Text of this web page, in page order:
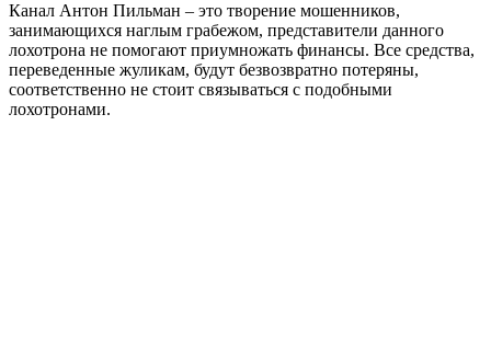
Канал Антон Пильман – это творение мошенников,
занимающихся наглым грабежом, представители данного
лохотрона не помогают приумножать финансы. Все средства,
переведенные жуликам, будут безвозвратно потеряны,
соответственно не стоит связываться с подобными
лохотронами.